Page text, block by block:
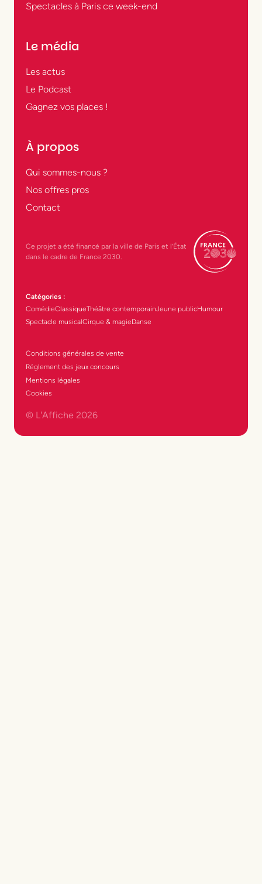
Spectacles à Paris ce week-end
Le média
Les actus
Le Podcast
Gagnez vos places !
À propos
Qui sommes-nous ?
Nos offres pros
Contact
Ce projet a été financé par la ville de Paris et l’État
dans le cadre de France 2030.
Catégories :
ComédieClassiqueThéâtre contemporainJeune publicHumour
Spectacle musicalCirque & magieDanse
Conditions générales de vente
Réglement des jeux concours
Mentions légales
Cookies
© L'Affiche 2026